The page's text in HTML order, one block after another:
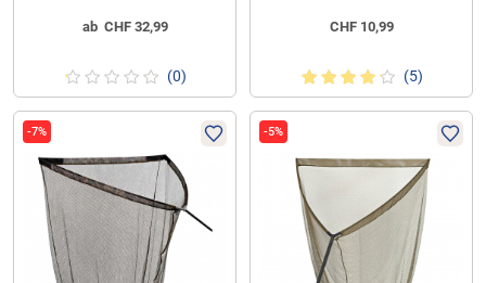
ab CHF32,99
(0)
CHF10,99
(5)
-7% -5%